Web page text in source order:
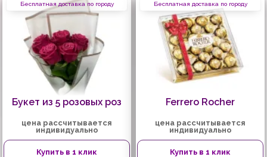
Бесплатная доставка по городу
Букет из 5 розовых роз
цена рассчитывается
индивидуально
Купить в 1 клик
Бесплатная доставка по городу
Ferrero Rocher
цена рассчитывается
индивидуально
Купить в 1 клик